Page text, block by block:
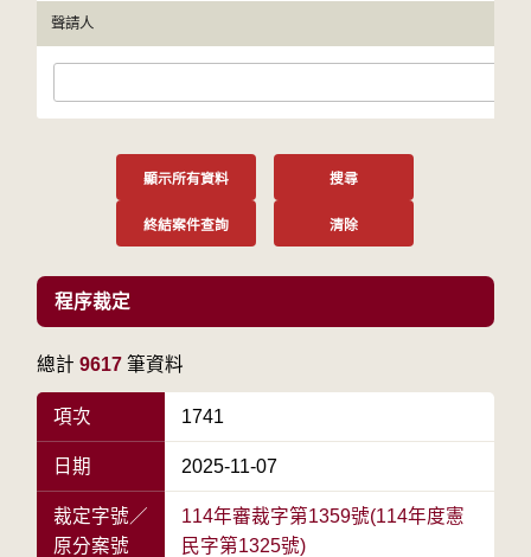
聲請人
顯示所有資料 搜尋
終結案件查詢 清除
程序裁定
總計 9617 筆資料
項次 1741
日期 2025-11-07
裁定字號／
原分案號
114年審裁字第1359號(114年度憲
民字第1325號)